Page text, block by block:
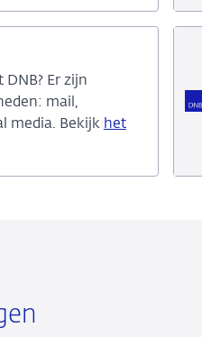
Er zijn
mail,
media. Bekijk het